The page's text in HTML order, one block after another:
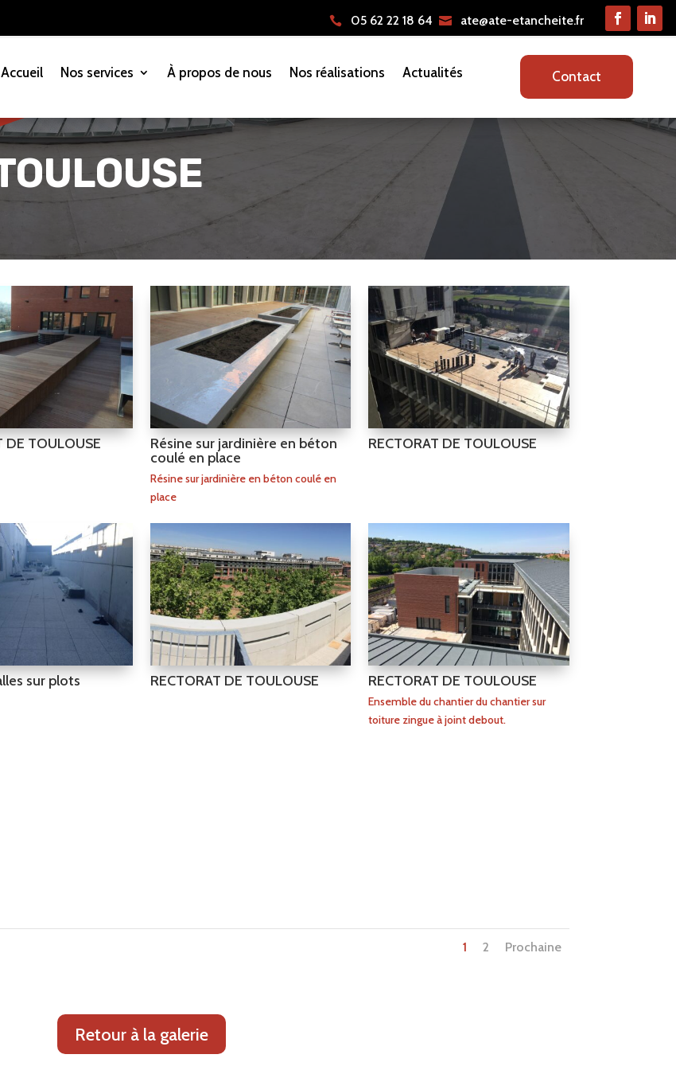
05 62 22 18 64 ate@ate-etancheite.fr
Accueil Nos services À propos de nous Nos réalisations Actualités Contact
DE TOULOUSE
Résine sur jardinière en béton
coulé en place
Résine sur jardinière en béton coulé en
place
RECTORAT DE TOULOUSE
sur plots RECTORAT DE TOULOUSE RECTORAT DE TOULOUSE
Ensemble du chantier du chantier sur
toiture zingue à joint debout.
1 2 Prochaine
Retour à la galerie